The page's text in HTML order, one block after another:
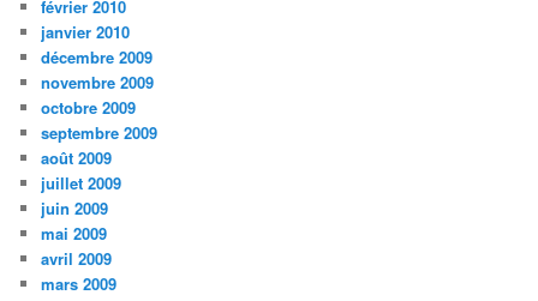
février 2010
janvier 2010
décembre 2009
novembre 2009
octobre 2009
septembre 2009
août 2009
juillet 2009
juin 2009
mai 2009
avril 2009
mars 2009